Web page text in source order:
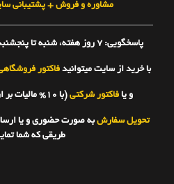
مشاوره و فروش + پشتیبانی سایت:
پاسخگویی: ۷ روز هفته، شنبه تا پنجشنبه از ساعت 9 صبح الی 18 عصر
با خرید از سایت میتوانید فاکتور
و یافاکتور شرکتی (با 10% مالیات بر ارزش افزوده) دریافت کنید
تحویل سفارش به صورت حضوری و یا
طریقی که شما